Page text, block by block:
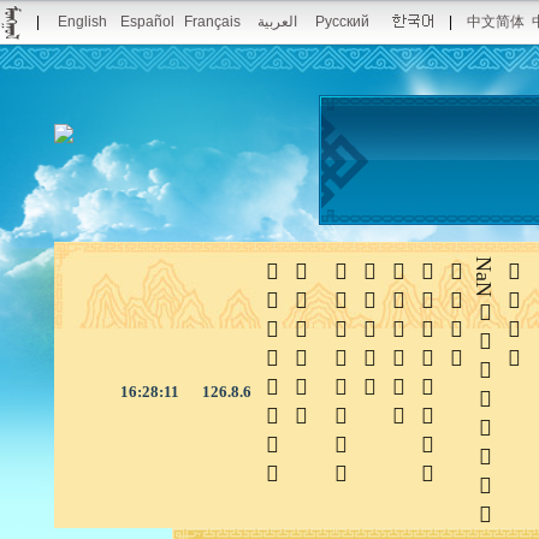
English Español Français العربية Pусский 中文简体
16:28:11 126.8.6 
 
NaN




